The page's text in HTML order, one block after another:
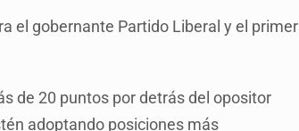
el gobernante Partido Liberal y el primer
de 20 puntos por detrás del opositor
adoptando posiciones más